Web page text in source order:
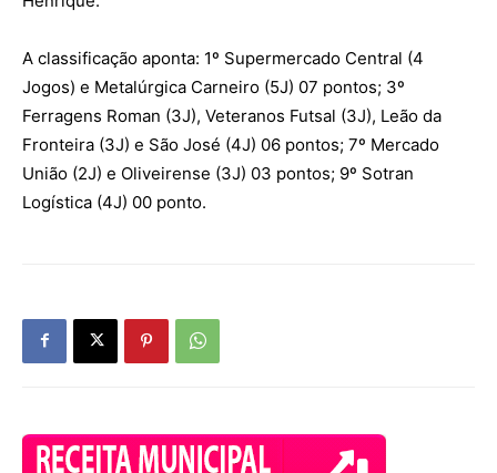
A classificação aponta: 1º Supermercado Central (4
Jogos) e Metalúrgica Carneiro (5J) 07 pontos; 3º
Ferragens Roman (3J), Veteranos Futsal (3J), Leão da
Fronteira (3J) e São José (4J) 06 pontos; 7º Mercado
União (2J) e Oliveirense (3J) 03 pontos; 9º Sotran
Logística (4J) 00 ponto.